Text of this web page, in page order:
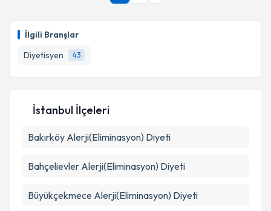
İlgili Branşlar
Diyetisyen
43
E-posta Adresiniz
Metni'ni okudum ve kişisel verilerimin belirtilen
kapsamda işlenmesini kabul ediyorum.
İstanbul İlçeleri
Bakırköy Alerji(Eliminasyon) Diyeti
Bahçelievler Alerji(Eliminasyon) Diyeti
Büyükçekmece Alerji(Eliminasyon) Diyeti